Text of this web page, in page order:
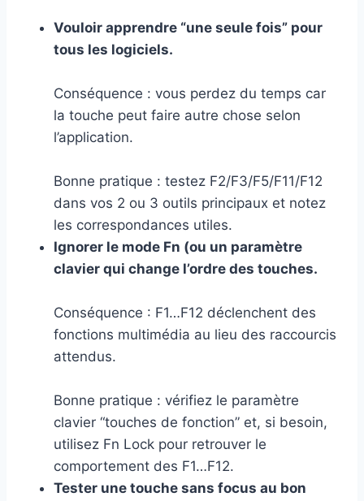
Vouloir apprendre “une seule fois” pour
tous les logiciels.
Conséquence : vous perdez du temps car
la touche peut faire autre chose selon
l’application.
Bonne pratique : testez F2/F3/F5/F11/F12
dans vos 2 ou 3 outils principaux et notez
les correspondances utiles.
Ignorer le mode Fn (ou un paramètre
clavier qui change l’ordre des touches.
Conséquence : F1…F12 déclenchent des
fonctions multimédia au lieu des raccourcis
attendus.
Bonne pratique : vérifiez le paramètre
clavier “touches de fonction” et, si besoin,
utilisez Fn Lock pour retrouver le
comportement des F1…F12.
Tester une touche sans focus au bon